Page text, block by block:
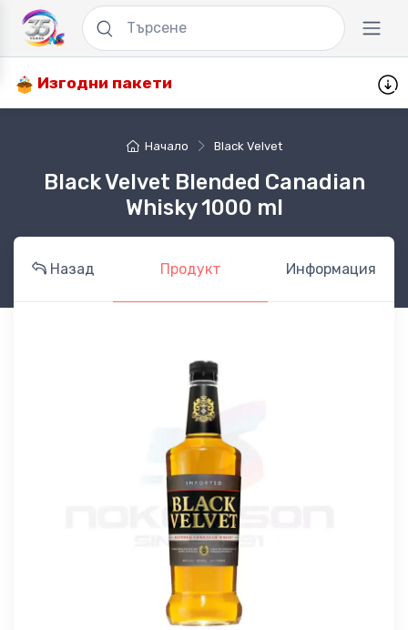
Изгодни пакети
Начало Black Velvet
Black Velvet Blended Canadian
Whisky 1000 ml
Назад Продукт Информация